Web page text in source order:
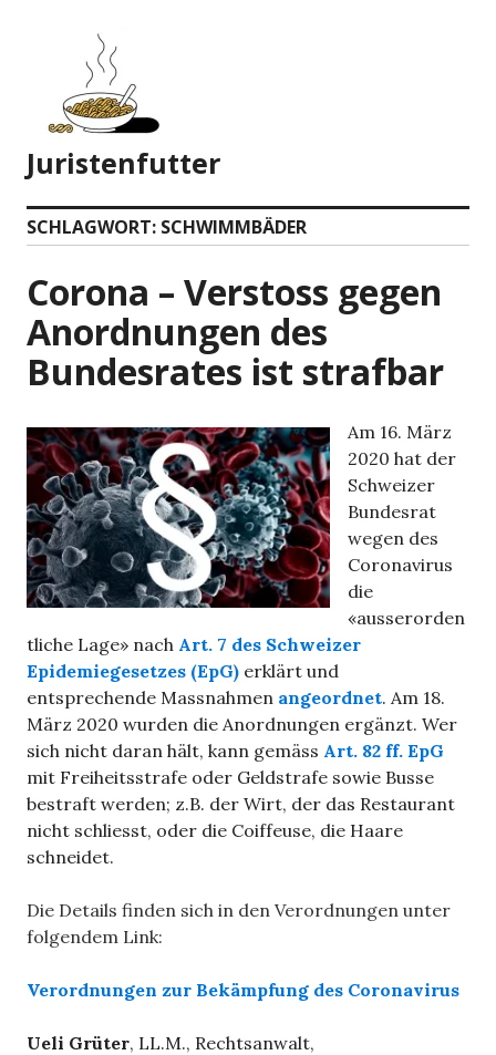
springen
Juristenfutter
SCHLAGWORT: SCHWIMMBÄDER
Corona – Verstoss gegen
Anordnungen des
Bundesrates ist strafbar
Am 16. März
2020 hat der
Schweizer
Bundesrat
wegen des
Coronavirus
die
«ausserorden
tliche Lage» nach Art. 7 des Schweizer
Epidemiegesetzes (EpG) erklärt und
entsprechende Massnahmen angeordnet. Am 18.
März 2020 wurden die Anordnungen ergänzt. Wer
sich nicht daran hält, kann gemäss Art. 82 ff. EpG
mit Freiheitsstrafe oder Geldstrafe sowie Busse
bestraft werden; z.B. der Wirt, der das Restaurant
nicht schliesst, oder die Coiffeuse, die Haare
schneidet.
Die Details finden sich in den Verordnungen unter
folgendem Link:
Verordnungen zur Bekämpfung des Coronavirus
Ueli Grüter, LL.M., Rechtsanwalt,